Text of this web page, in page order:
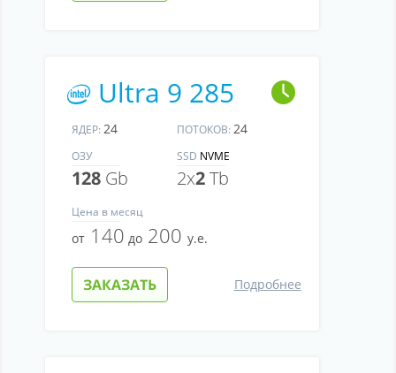
Ultra 9 285
ЯДЕР: 24 ПОТОКОВ: 24
ОЗУ
128Gb
SSD NVME
2x2Tb
Цена в месяц
от140 до200 у.е.
ЗАКАЗАТЬ Подробнее